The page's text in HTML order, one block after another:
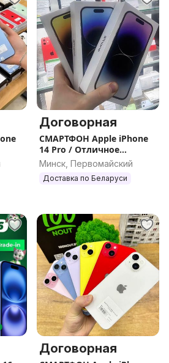
Договорная
СМАРТФОН Apple iPhone
14 Pro / Отличное
состояние / Цвета /
Гарантия
Минск, Первомайский
Доставка по Беларуси
Договорная